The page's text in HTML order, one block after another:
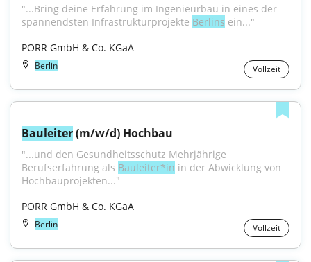
"...Bring deine Erfahrung im Ingenieurbau in eines der
spannendsten Infrastrukturprojekte Berlins ein..."
PORR GmbH & Co. KGaA
Berlin Vollzeit
Bauleiter (m/w/d) Hochbau
"...und den Gesundheitsschutz Mehrjährige
Berufserfahrung als Bauleiter*in in der Abwicklung von
Hochbauprojekten..."
PORR GmbH & Co. KGaA
Berlin Vollzeit